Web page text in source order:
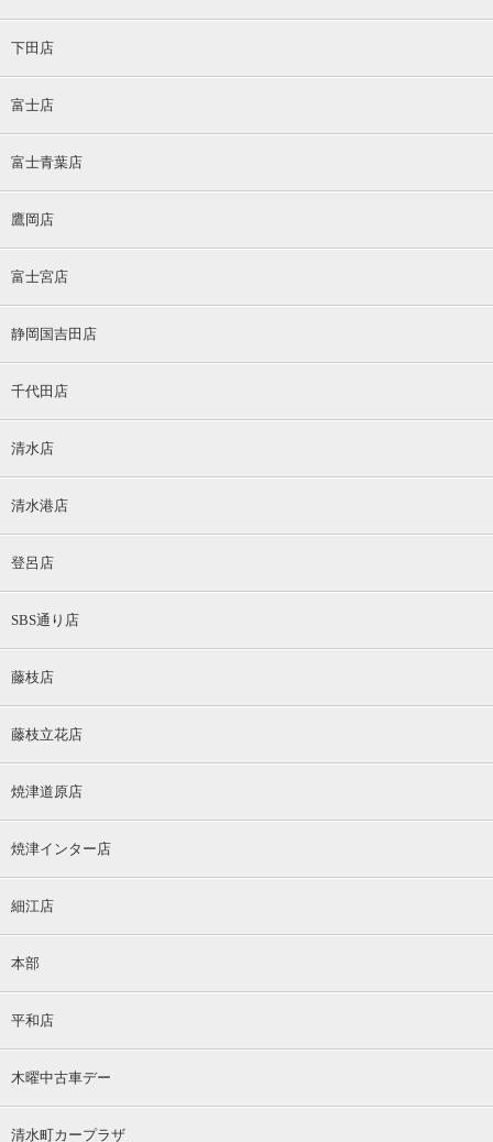
下田店
富士店
富士青葉店
鷹岡店
富士宮店
静岡国吉田店
千代田店
清水店
清水港店
登呂店
SBS通り店
藤枝店
藤枝立花店
焼津道原店
焼津インター店
細江店
本部
平和店
木曜中古車デー
清水町カープラザ